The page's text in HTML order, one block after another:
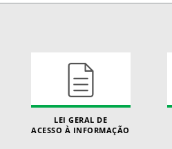
LEI GERAL DE
ACESSO À INFORMAÇÃO